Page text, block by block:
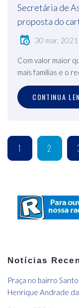
Secretária de
proposta do
30 mar, 2021
Com valor maior
mais famílias e o
CONTINUA
1 2
Notícias
Praça no bairro
Henrique Andrade da